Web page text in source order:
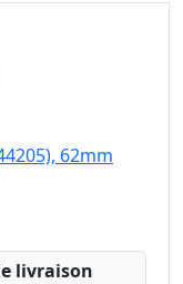
62mm
livraison